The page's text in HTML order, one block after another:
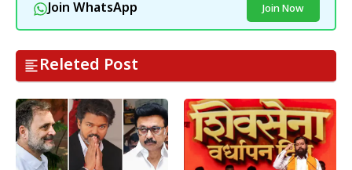
Join WhatsApp Join Now
Releted Post